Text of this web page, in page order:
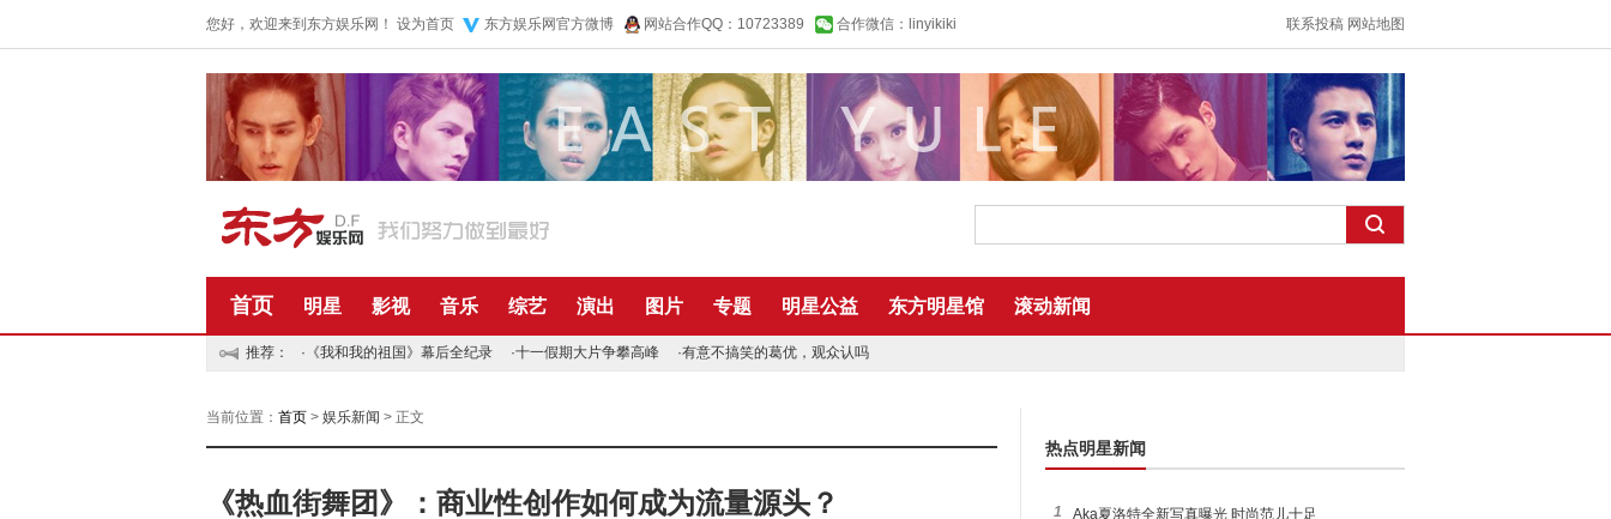
您好，欢迎来到东方娱乐网！ 设为首页 东方娱乐网官方微博 网站合作QQ：10723389 合作微信：linyikiki 联系投稿 网站地图
首页 明星 影视 音乐 综艺 演出 图片 专题 明星公益 东方明星馆 滚动新闻
推荐： · 《我和我的祖国》幕后全纪录 ·十一假期大片争攀高峰 ·有意不搞笑的葛优，观众认吗
当前位置： 首页 > 娱乐新闻 > 正文
《热血街舞团》：商业性创作如何成为流量源头？
热点明星新闻
1 Aka夏洛特全新写真曝光 时尚范儿十足